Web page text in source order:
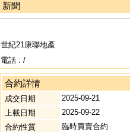
新聞
世紀21康聯地產
電話 : /
合約詳情
成交日期
2025-09-21
上載日期
2025-09-22
合約性質
臨時買賣合約